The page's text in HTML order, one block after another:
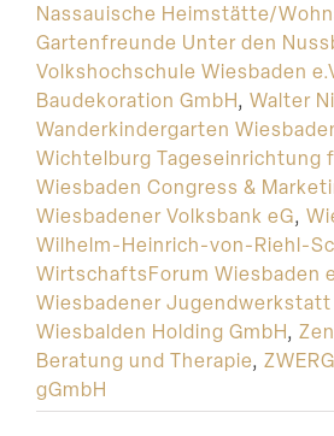
Nassauische Heimstätte/
Gartenfreunde Unter den
Volkshochschule Wiesbaden
Baudekoration GmbH, Walter
Wanderkindergarten
Wichtelburg Tageseinrichtung
Wiesbaden Congress &
Wiesbadener Volksbank eG,
Wilhelm-Heinrich-von-Riehl-
WirtschaftsForum Wiesbaden
Wiesbadener Jugendwerkstatt
Wiesbalden Holding GmbH,
Beratung und Therapie,
gGmbH